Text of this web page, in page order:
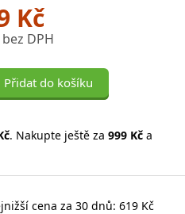
Kč
DPH
Přidat do košíku
. Nakupte ještě za 999 Kč a
cena za 30 dnů: 619 Kč